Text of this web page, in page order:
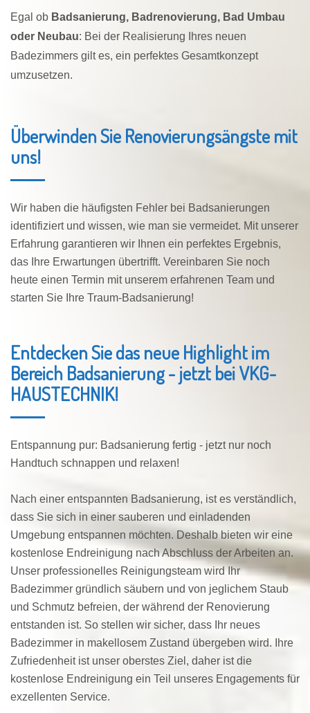
Egal ob Badsanierung, Badrenovierung, Bad Umbau
oder Neubau: Bei der Realisierung Ihres neuen
Badezimmers gilt es, ein perfektes Gesamtkonzept
umzusetzen.
Überwinden Sie Renovierungsängste mit
uns!
Wir haben die häufigsten Fehler bei Badsanierungen
identifiziert und wissen, wie man sie vermeidet. Mit unserer
Erfahrung garantieren wir Ihnen ein perfektes Ergebnis,
das Ihre Erwartungen übertrifft. Vereinbaren Sie noch
heute einen Termin mit unserem erfahrenen Team und
starten Sie Ihre Traum-Badsanierung!
Entdecken Sie das neue Highlight im
Bereich Badsanierung - jetzt bei VKG-
HAUSTECHNIK!
Entspannung pur: Badsanierung fertig - jetzt nur noch
Handtuch schnappen und relaxen!
Nach einer entspannten Badsanierung, ist es verständlich,
dass Sie sich in einer sauberen und einladenden
Umgebung entspannen möchten. Deshalb bieten wir eine
kostenlose Endreinigung nach Abschluss der Arbeiten an.
Unser professionelles Reinigungsteam wird Ihr
Badezimmer gründlich säubern und von jeglichem Staub
und Schmutz befreien, der während der Renovierung
entstanden ist. So stellen wir sicher, dass Ihr neues
Badezimmer in makellosem Zustand übergeben wird. Ihre
Zufriedenheit ist unser oberstes Ziel, daher ist die
kostenlose Endreinigung ein Teil unseres Engagements für
exzellenten Service.